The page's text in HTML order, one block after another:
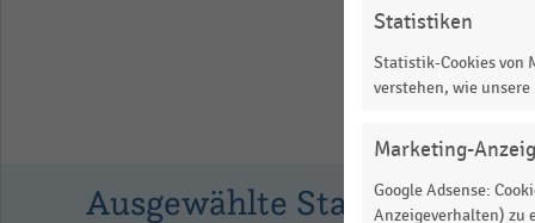
Ausgewählte Statistiken
Statistiken
Statistik-Cookies von
verstehen, wie
Marketing-
Google Adsense:
Anzeigeverhalten) zu